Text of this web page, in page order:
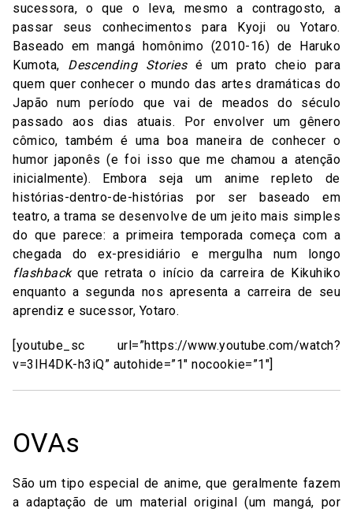
sucessora, o que o leva, mesmo a contragosto, a
passar seus conhecimentos para Kyoji ou Yotaro.
Baseado em mangá homônimo (2010-16) de Haruko
Kumota, Descending Storiesé um prato cheio para
quem quer conhecer o mundo das artes dramáticas do
Japão num período que vai de meados do século
passado aos dias atuais. Por envolver um gênero
cômico, também é uma boa maneira de conhecer o
humor japonês (e foi isso que me chamou a atenção
inicialmente). Embora seja um anime repleto de
histórias-dentro-de-histórias por ser baseado em
teatro, a trama se desenvolve de um jeito mais simples
do que parece: a primeira temporada começa com a
chegada do ex-presidiário e mergulha num longo
flashbackque retrata o início da carreira de Kikuhiko
enquanto a segunda nos apresenta a carreira de seu
aprendiz e sucessor, Yotaro.
[youtube_sc url=”https://www.youtube.com/watch?
v=3IH4DK-h3iQ” autohide=”1″ nocookie=”1″]
OVAs
São um tipo especial de anime, que geralmente fazem
a adaptação de um material original (um mangá, por